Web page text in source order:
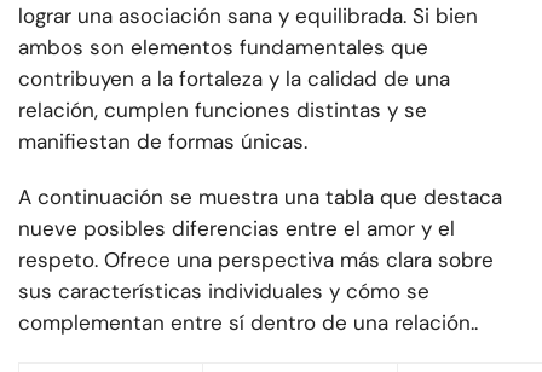
lograr una asociación sana y equilibrada. Si bien
ambos son elementos fundamentales que
contribuyen a la fortaleza y la calidad de una
relación, cumplen funciones distintas y se
manifiestan de formas únicas.
A continuación se muestra una tabla que destaca
nueve posibles diferencias entre el amor y el
respeto. Ofrece una perspectiva más clara sobre
sus características individuales y cómo se
complementan entre sí dentro de una relación..